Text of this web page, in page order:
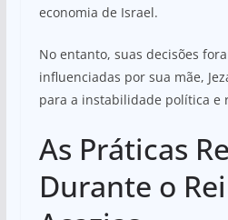
economia de Israel.
No entanto, suas decisões
influenciadas por sua mãe,
para a instabilidade política e
As Práticas
Durante o